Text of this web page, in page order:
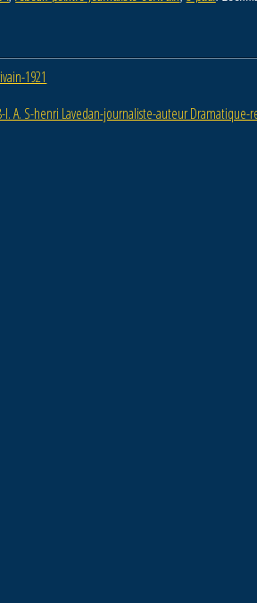
1921
l. A. S-henri Lavedan-journaliste-auteur Dramatique-